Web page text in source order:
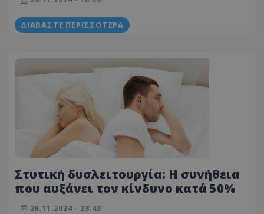
ΔΙΑΒΆΣΤΕ ΠΕΡΙΣΣΌΤΕΡΑ
Στυτική δυσλειτουργία: Η συνήθεια
που αυξάνει τον κίνδυνο κατά 50%
26.11.2024 - 23:43